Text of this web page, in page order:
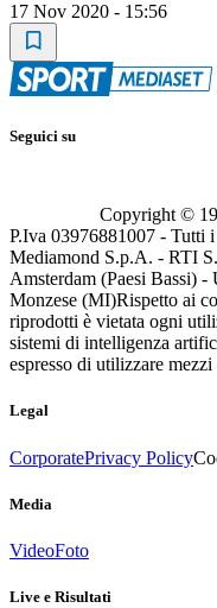
17 Nov 2020 - 15:56
Seguici su
Copyright ©
P.Iva 03976881007 - Tutti
Mediamond S.p.A. - RTI
Amsterdam (Paesi Bassi)
Monzese (MI)Rispetto ai
riprodotti è vietata ogni
sistemi di intelligenza
espresso di utilizzare
Legal
CorporatePrivacy Policy
Media
VideoFoto
Live e Risultati